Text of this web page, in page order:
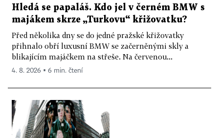
Hledá se papaláš. Kdo jel v černém BMW s
majákem skrze „Turkovu“ křižovatku?
Před několika dny se do jedné pražské křižovatky
přihnalo obří luxusní BMW se začerněnými skly a
blikajícím majáčkem na střeše. Na červenou...
4. 8. 2026 ▪ 6 min. čtení